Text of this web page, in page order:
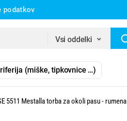
podatkov
Vsi oddelki
(miške, tipkovnice …)
5511 Mestalla torba za okoli pasu - rumena